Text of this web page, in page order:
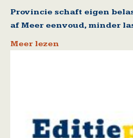
Provincie schaft eigen
af Meer eenvoud, minder
Meer lezen